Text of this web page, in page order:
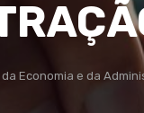
Economia e da